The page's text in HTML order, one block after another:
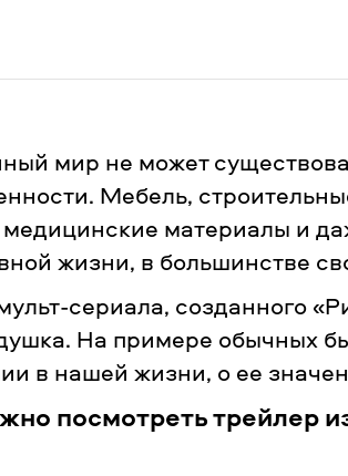
мир не может
Мебель,
медицинские материалы и
жизни, в большинстве
сериала, созданного
На примере обычных
в нашей жизни, о ее
посмотреть трейлер